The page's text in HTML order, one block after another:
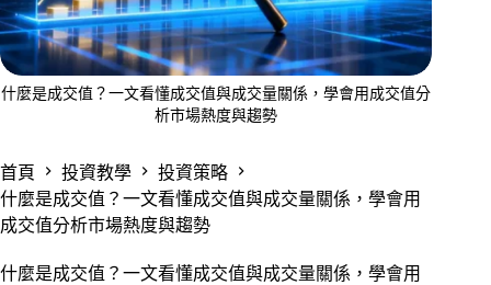
什麼是成交值？一文看懂成交值與成交量關係，學會用成交值分
析市場熱度與趨勢
首頁 投資教學
投資策略
什麼是成交值？一文看懂成交值與成交量關係，學會用
成交值分析市場熱度與趨勢
什麼是成交值？一文看懂成交值與成交量關係，學會用